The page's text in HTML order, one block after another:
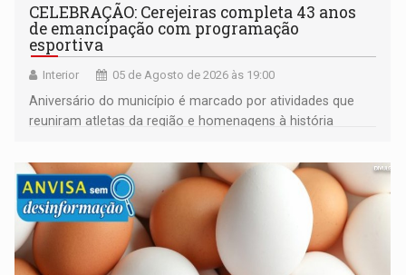
CELEBRAÇÃO: Cerejeiras completa 43 anos
de emancipação com programação
esportiva
Interior 05 de Agosto de 2026 às 19:00
Aniversário do município é marcado por atividades que
reuniram atletas da região e homenagens à história